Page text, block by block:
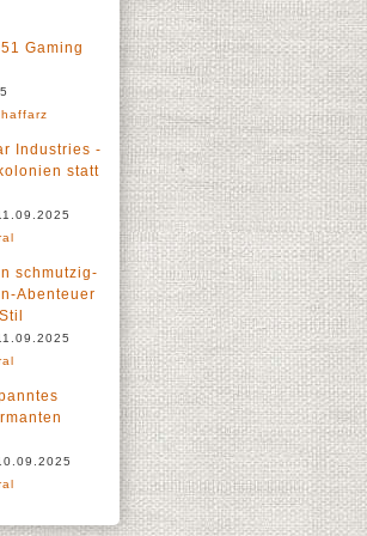
Gaming
Industries -
statt
schmutzig-
Abenteuer